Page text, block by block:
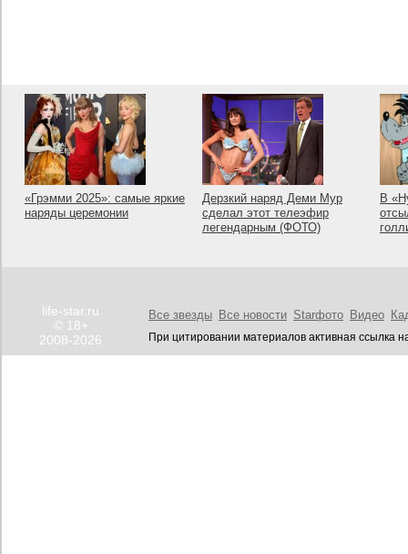
«Грэмми 2025»: самые яркие
наряды церемонии
Дерзкий наряд Деми Мур
сделал этот телеэфир
легендарным (ФОТО)
В
life-star.ru
© 18+
2008-2026
Все звезды Все новости Starфото Видео
При цитировании материалов активная ссылка